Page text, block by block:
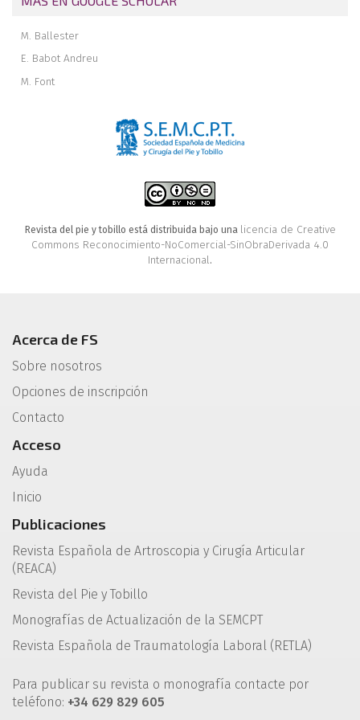
M. Ballester
E. Babot Andreu
M. Font
Revista del pie y tobillo está distribuida bajo una licencia de Creative
Commons Reconocimiento-NoComercial-SinObraDerivada 4.0
Internacional.
Acerca de FS
Sobre nosotros
Opciones de inscripción
Contacto
Acceso
Ayuda
Inicio
Publicaciones
Revista Española de Artroscopia y Cirugía Articular
(REACA)
Revista del Pie y Tobillo
Monografías de Actualización de la SEMCPT
Revista Española de Traumatología Laboral (RETLA)
Para publicar su revista o monografía contacte por
teléfono: +34 629 829 605